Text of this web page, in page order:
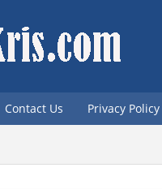
Contact Us Privacy Policy